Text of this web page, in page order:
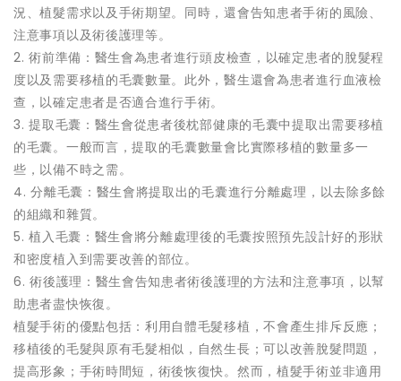
況、植髮需求以及手術期望。同時，還會告知患者手術的風險、
注意事項以及術後護理等。
2. 術前準備：醫生會為患者進行頭皮檢查，以確定患者的脫髮程
度以及需要移植的毛囊數量。此外，醫生還會為患者進行血液檢
查，以確定患者是否適合進行手術。
3. 提取毛囊：醫生會從患者後枕部健康的毛囊中提取出需要移植
的毛囊。一般而言，提取的毛囊數量會比實際移植的數量多一
些，以備不時之需。
4. 分離毛囊：醫生會將提取出的毛囊進行分離處理，以去除多餘
的組織和雜質。
5. 植入毛囊：醫生會將分離處理後的毛囊按照預先設計好的形狀
和密度植入到需要改善的部位。
6. 術後護理：醫生會告知患者術後護理的方法和注意事項，以幫
助患者盡快恢復。
植髮手術的優點包括：利用自體毛髮移植，不會產生排斥反應；
移植後的毛髮與原有毛髮相似，自然生長；可以改善脫髮問題，
提高形象；手術時間短，術後恢復快。然而，植髮手術並非適用